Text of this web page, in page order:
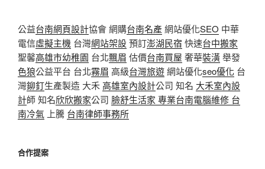
公益台南網頁設計協會 網購台南名產網站優化SEO 中華
電信虛擬主機 台灣網站架設預訂澎湖民宿 快速台中搬家
聖馨高雄市幼稚園 台北飄眉 估價台南買屋 奢華裝潢舉發
色狼公益平台 台北霧眉 高級台灣旅遊網站優化seo優化 台
灣鉚釘生產製造 大禾高雄室內設計公司 知名 大禾室內設
計師 知名欣欣搬家公司 臉舒生活家 專業台南電腦維修 台
南冷氣 上騰 台南律師事務所
合作提案